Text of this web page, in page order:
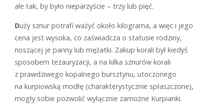
ale tak, by było nieparzyście – trzy lub pięć.
Duży sznur potrafi ważyć około kilograma, a więc i jego
cena jest wysoka, co zaświadcza o statusie rodziny,
noszącej je panny lub mężatki. Zakup korali był kiedyś
sposobem tezauryzacji, a na kilka sznurów korali
z prawdziwego kopalnego bursztynu, utoczonego
na kurpiowską modłę (charakterystycznie spłaszczone),
mogły sobie pozwolić wyłącznie zamożne Kurpianki.